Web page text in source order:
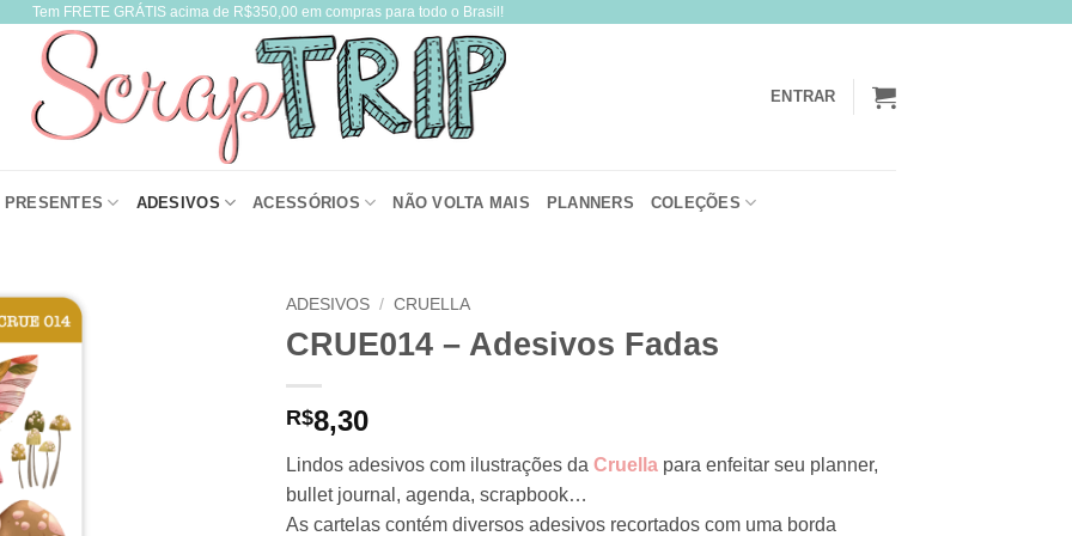
Tem FRETE GRÁTIS acima de R$350,00 em compras para todo o Brasil!
ENTRAR
PRESENTES ADESIVOS ACESSÓRIOS NÃO VOLTA MAIS PLANNERS COLEÇÕES
ADESIVOS / CRUELLA
CRUE014 – Adesivos Fadas
R$8,30
Lindos adesivos com ilustrações da Cruella para enfeitar seu planner,
bullet journal, agenda, scrapbook…
As cartelas contém diversos adesivos recortados com uma borda